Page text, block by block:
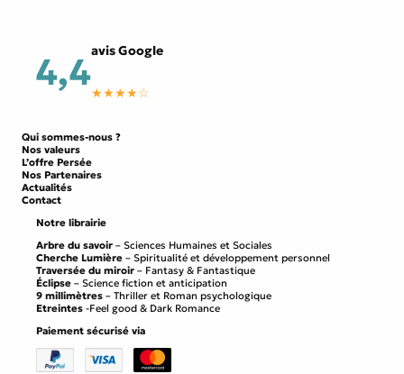
4,4avis Google
★★★★☆
Qui sommes-nous ?
Nos valeurs
L’offre Persée
Nos Partenaires
Actualités
Contact
Notre librairie
Arbre du savoir – Sciences Humaines et Sociales
Cherche Lumière – Spiritualité et développement personnel
Traversée du miroir – Fantasy & Fantastique
Éclipse – Science fiction et anticipation
9 millimètres – Thriller et Roman psychologique
Etreintes -Feel good & Dark Romance
Paiement sécurisé via